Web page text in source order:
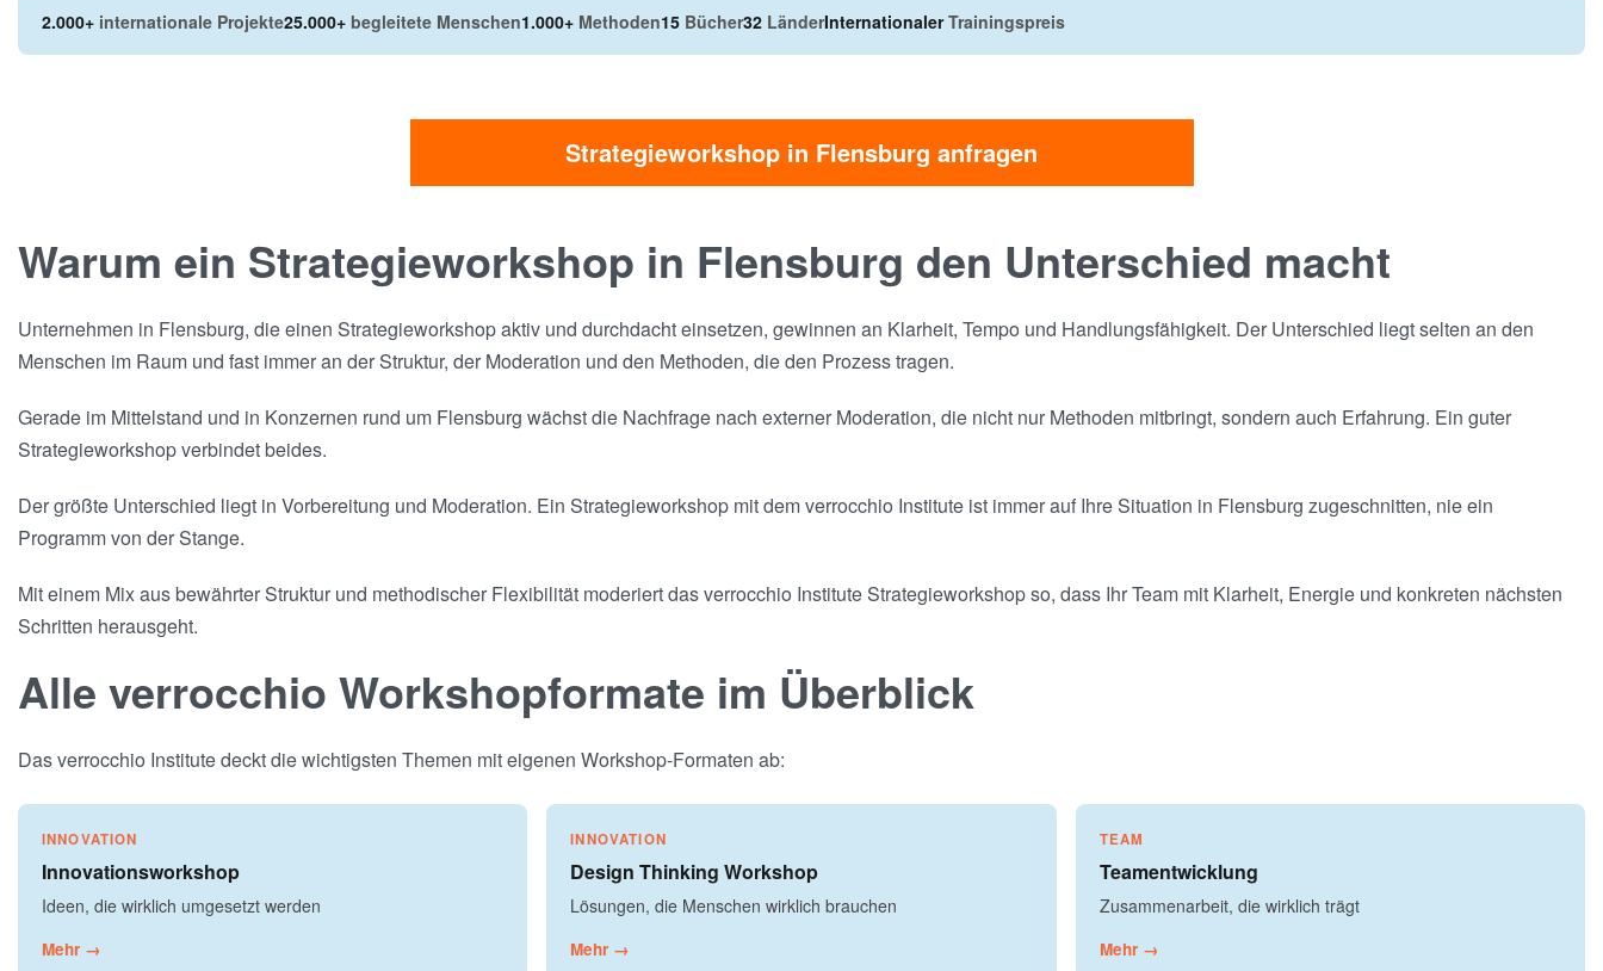
2.000+ internationale Projekte25.000+ begleitete Menschen1.000+ Methoden15 Bücher32 LänderInternationalerTrainingspreis
Strategieworkshop in Flensburg anfragen
Warum ein Strategieworkshop in Flensburg den Unterschied macht
Unternehmen in Flensburg, die einen Strategieworkshop aktiv und durchdacht einsetzen, gewinnen an Klarheit, Tempo und Handlungsfähigkeit. Der Unterschied liegt selten an den
Menschen im Raum und fast immer an der Struktur, der Moderation und den Methoden, die den Prozess tragen.
Gerade im Mittelstand und in Konzernen rund um Flensburg wächst die Nachfrage nach externer Moderation, die nicht nur Methoden mitbringt, sondern auch Erfahrung. Ein guter
Strategieworkshop verbindet beides.
Der größte Unterschied liegt in Vorbereitung und Moderation. Ein Strategieworkshop mit dem verrocchio Institute ist immer auf Ihre Situation in Flensburg zugeschnitten, nie ein
Programm von der Stange.
Mit einem Mix aus bewährter Struktur und methodischer Flexibilität moderiert das verrocchio Institute Strategieworkshop so, dass Ihr Team mit Klarheit, Energie und konkreten nächsten
Schritten herausgeht.
Alle verrocchio Workshopformate im Überblick
Das verrocchio Institute deckt die wichtigsten Themen mit eigenen Workshop-Formaten ab:
INNOVATION
Innovationsworkshop
Ideen, die wirklich umgesetzt werden
Mehr →
INNOVATION
Design Thinking Workshop
Lösungen, die Menschen wirklich brauchen
Mehr →
TEAM
Teamentwicklung
Zusammenarbeit, die wirklich trägt
Mehr →